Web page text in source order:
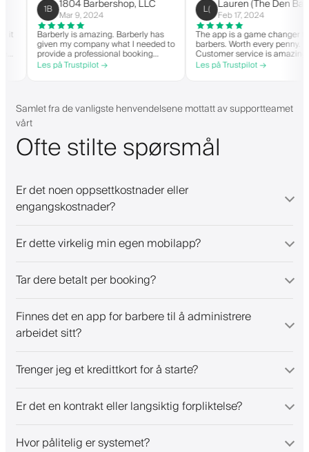
it
1B 1804 Barbershop, LLC
Mar 9, 2024
Barberly is amazing. Barberly has
given my company what I needed to
provide a professional booking
experience for my clients. Their
team has been exceptional,
Les på Trustpilot →
L( Lauren (The
Feb 17, 2024
The app is a game
barbers. Worth every
Customer service is
helps with everything or
they need. Definitely
Les på Trustpilot →
Samlet fra de vanligste henvendelsene mottatt av supportteamet
vårt
Ofte stilte spørsmål
Er det noen oppsettkostnader eller
engangskostnader?
Er dette virkelig min egen mobilapp?
Tar dere betalt per booking?
Finnes det en app for barbere til å administrere
arbeidet sitt?
Trenger jeg et kredittkort for å starte?
Er det en kontrakt eller langsiktig forpliktelse?
Hvor pålitelig er systemet?